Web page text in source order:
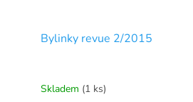
Bylinky revue 2/2015
Skladem (1 ks)